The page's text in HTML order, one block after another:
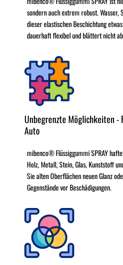
sondern auch extrem robust. Wasser,
dieser elastischen Beschichtung
dauerhaft flexibel und blättert nicht
Unbegrenzte Möglichkeiten -
Auto
mibenco® Flüssiggummi SPRAY
Holz, Metall, Stein, Glas, Kunststoff
Sie alten Oberflächen neuen Glanz
Gegenstände vor Beschädigungen.